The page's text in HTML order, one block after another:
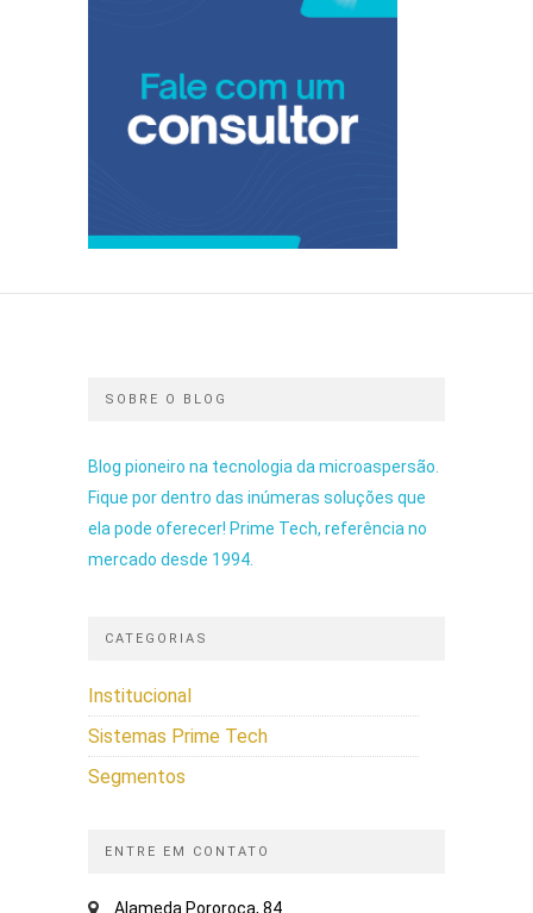
SOBRE O BLOG
Blog pioneiro na tecnologia da microaspersão.
Fique por dentro das inúmeras soluções que
ela pode oferecer! Prime Tech, referência no
mercado desde 1994.
CATEGORIAS
Institucional
Sistemas Prime Tech
Segmentos
ENTRE EM CONTATO
Alameda Pororoca, 84